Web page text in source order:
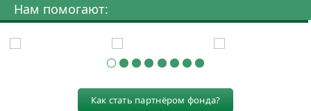
Нам помогают:
Как стать партнёром фонда?